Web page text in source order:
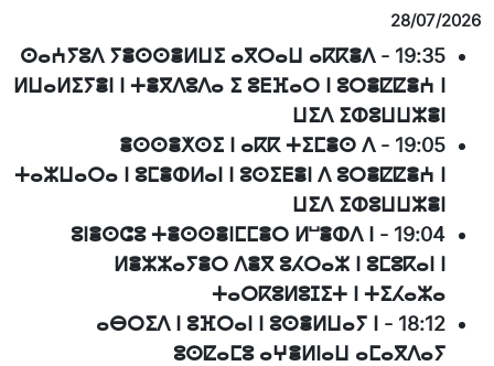
28/07/2026
19:35
-
ⵙⴰⵄⵢⵓⴷ ⵢⴻⵙⵙⴻⵍⵡⵉ ⴰⴳⵔⴰⵡ ⴰⴽⴽⴻⴷ
ⵍⵡⴰⵍⵉⵢⴻⵏ ⵏ ⵜⴻⴳⴷⵓⴷⴰ ⵉ ⵓⴹⴼⴰⵔ ⵏ ⵓⵔⴻⵇⵇⴻⵄ ⵏ
ⵡⵉⴷ ⵉⵀⵓⵡⵡⵣⴻⵏ
19:05
-
ⴻⵙⵙⴻⵅⵙⵉ ⵏ ⴰⴽⴽ ⵜⵉⵎⴻⵙ ⴷ
ⵜⴰⵣⵡⴰⵔⴰ ⵏ ⵓⵎⴻⵀⵍⴰⵏ ⵏ ⵓⵙⵉⴹⴻⵏ ⴷ ⵓⵔⴻⵇⵇⴻⵄ ⵏ
ⵡⵉⴷ ⵉⵀⵓⵡⵡⵣⴻⵏ
19:04
-
ⵓⵏⴻⵙⵛⵓ ⵜⴻⵙⵙⴻⵏⵎⵎⴻⵔ ⵍⵯⴻⵀⴷ ⵏ
ⵍⴻⵣⵣⴰⵢⴻⵔ ⴷⴻⴳ ⵓⵃⵔⴰⵣ ⵏ ⵓⵎⵓⴽⴰⵏ ⵏ
ⵜⴰⵔⴽⵓⵍⵓⵊⵉⵜ ⵏ ⵜⵉⵃⴰⵣⴰ
18:12
-
ⴰⴱⵔⵉⴷ ⵏ ⵓⴼⵔⴰⵏ ⵏ ⵓⵙⴻⵍⵡⴰⵢ ⵏ
ⵓⵙⵇⴰⵎⵓ ⴰⵖⴻⵍⵏⴰⵡ ⴰⵎⴰⴳⴷⴰⵢ